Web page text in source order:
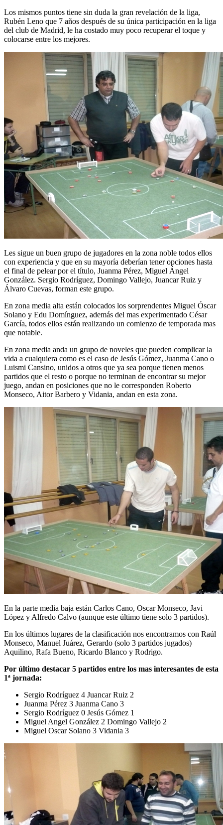
Los mismos puntos tiene sin duda la gran revelación de la liga,
Rubén Leno que 7 años después de su única participación en la liga
del club de Madrid, le ha costado muy poco recuperar el toque y
colocarse entre los mejores.
Les sigue un buen grupo de jugadores en la zona noble todos ellos
con experiencia y que en su mayoría deberían tener opciones hasta
el final de pelear por el título, Juanma Pérez, Miguel Ángel
González. Sergio Rodríguez, Domingo Vallejo, Juancar Ruiz y
Álvaro Cuevas, forman este grupo.
En zona media alta están colocados los sorprendentes Miguel Óscar
Solano y Edu Domínguez, además del mas experimentado César
García, todos ellos están realizando un comienzo de temporada mas
que notable.
En zona media anda un grupo de noveles que pueden complicar la
vida a cualquiera como es el caso de Jesús Gómez, Juanma Cano o
Luismi Cansino, unidos a otros que ya sea porque tienen menos
partidos que el resto o porque no terminan de encontrar su mejor
juego, andan en posiciones que no le corresponden Roberto
Monseco, Aitor Barbero y Vidania, andan en esta zona.
En la parte media baja están Carlos Cano, Oscar Monseco, Javi
López y Alfredo Calvo (aunque este último tiene solo 3 partidos).
En los últimos lugares de la clasificación nos encontramos con Raúl
Monseco, Manuel Juárez, Gerardo (solo 3 partidos jugados)
Aquilino, Rafa Bueno, Ricardo Blanco y Rodrigo.
Por último destacar 5 partidos entre los mas interesantes de esta
1ª jornada:
Sergio Rodríguez 4 Juancar Ruiz 2
Juanma Pérez 3 Juanma Cano 3
Sergio Rodríguez 0 Jesús Gómez 1
Miguel Angel González 2 Domingo Vallejo 2
Miguel Oscar Solano 3 Vidania 3